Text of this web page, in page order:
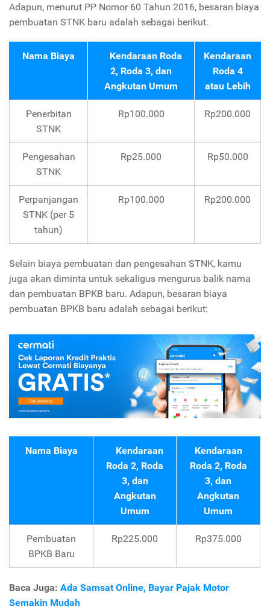
Adapun, menurut PP Nomor 60 Tahun 2016, besaran biaya
pembuatan STNK baru adalah sebagai berikut.
Nama Biaya
Kendaraan Roda
2, Roda 3, dan
Angkutan Umum
Kendaraan
Roda 4
atau Lebih
Penerbitan
STNK
Rp100.000 Rp200.000
Pengesahan
STNK
Rp25.000 Rp50.000
Perpanjangan
STNK (per 5
tahun)
Rp100.000 Rp200.000
Selain biaya pembuatan dan pengesahan STNK, kamu
juga akan diminta untuk sekaligus mengurus balik nama
dan pembuatan BPKB baru. Adapun, besaran biaya
pembuatan BPKB baru adalah sebagai berikut:
Nama Biaya
Kendaraan
Roda 2, Roda
3, dan
Angkutan
Umum
Kendaraan
Roda 2, Roda
3, dan
Angkutan
Umum
Pembuatan
BPKB Baru
Rp225.000 Rp375.000
Baca Juga: Ada Samsat Online, Bayar Pajak Motor
Semakin Mudah